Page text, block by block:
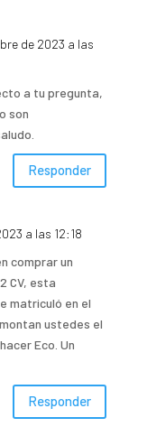
de 2023 a las
a tu pregunta,
son
Responder
a las 12:18
comprar un
CV, esta
matriculó en el
ustedes el
Eco. Un
Responder